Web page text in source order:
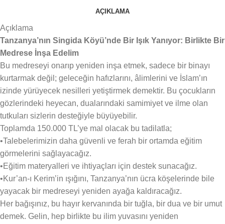
AÇIKLAMA
Açıklama
Tanzanya’nın Singida Köyü’nde Bir Işık Yanıyor: Birlikte Bir
Medrese İnşa Edelim
Bu medreseyi onarıp yeniden inşa etmek, sadece bir binayı
kurtarmak değil; geleceğin hafızlarını, âlimlerini ve İslam’ın
izinde yürüyecek nesilleri yetiştirmek demektir. Bu çocukların
gözlerindeki heyecan, dualarındaki samimiyet ve ilme olan
tutkuları sizlerin desteğiyle büyüyebilir.
Toplamda 150.000 TL’ye mal olacak bu tadilatla;
•Talebelerimizin daha güvenli ve ferah bir ortamda eğitim
görmelerini sağlayacağız.
•Eğitim materyalleri ve ihtiyaçları için destek sunacağız.
•Kur’an-ı Kerim’in ışığını, Tanzanya’nın ücra köşelerinde bile
yayacak bir medreseyi yeniden ayağa kaldıracağız.
Her bağışınız, bu hayır kervanında bir tuğla, bir dua ve bir umut
demek. Gelin, hep birlikte bu ilim yuvasını yeniden